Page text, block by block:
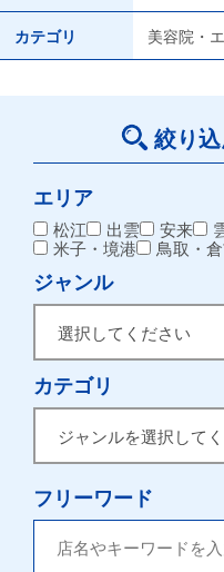
カテゴリ 美容院・
絞り
エリア
松江 出雲 安来
米子・境港
鳥取・
ジャンル
カテゴリ
フリーワード